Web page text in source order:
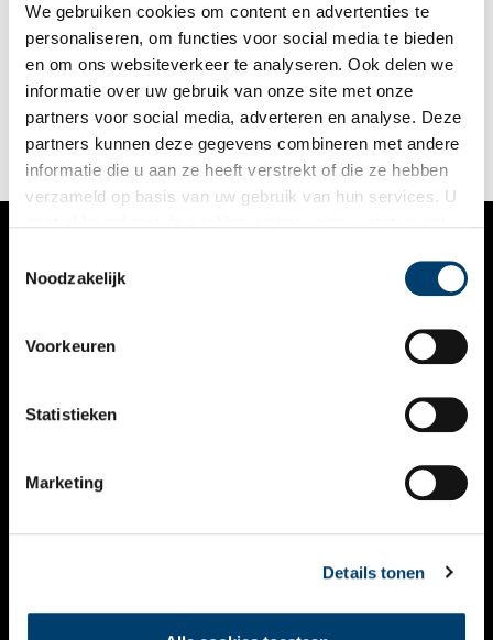
We gebruiken cookies om content en advertenties te
personaliseren, om functies voor social media te bieden
en om ons websiteverkeer te analyseren. Ook delen we
informatie over uw gebruik van onze site met onze
partners voor social media, adverteren en analyse. Deze
partners kunnen deze gegevens combineren met andere
informatie die u aan ze heeft verstrekt of die ze hebben
verzameld op basis van uw gebruik van hun services. U
Noodzakelijk
Voorkeuren
Statistieken
Marketing
Details tonen
Oud en Nieuw zonder lawaai is ondenkbaar, dat is al eeuwen
zo. Vandaag de dag worden hier en daar in het oosten des
lands af en toe nog misthoorns en pannendeksels gebruikt,
net als vroeger in Amsterdam. Maar na de komst van het
buskruit naar Europa werd vooral het lossen van
vreugdeschoten razend populair.
VERHALEN
KALENDER
THEMA’S
VIDEO’S
CONTACT